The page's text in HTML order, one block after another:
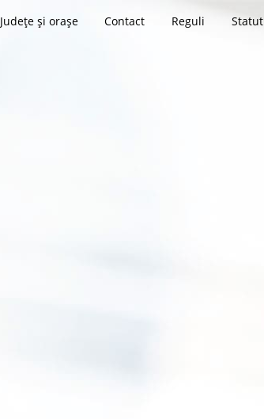
Județe și orașe Contact Reguli Statut